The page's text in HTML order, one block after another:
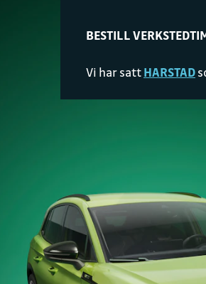
BESTILL
Vi har sattHARSTAD